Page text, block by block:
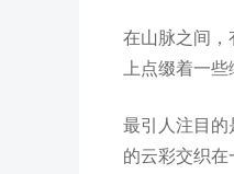
在山脉之间
上点缀着一些
最引人注目
的云彩交织